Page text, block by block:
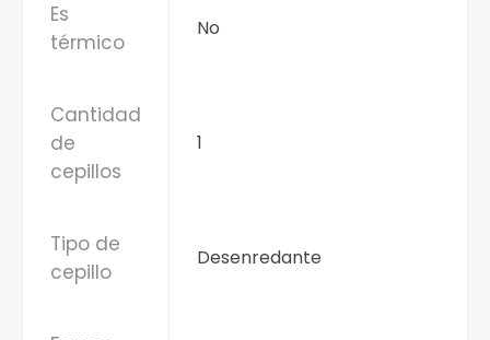
Es
térmico
No
Cantidad
de
cepillos
1
Tipo de
cepillo
Desenredante